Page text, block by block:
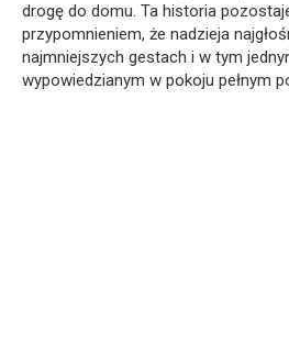
drogę do domu. Ta historia
przypomnieniem, że nadzieja
najmniejszych gestach i w tym
wypowiedzianym w pokoju pełnym